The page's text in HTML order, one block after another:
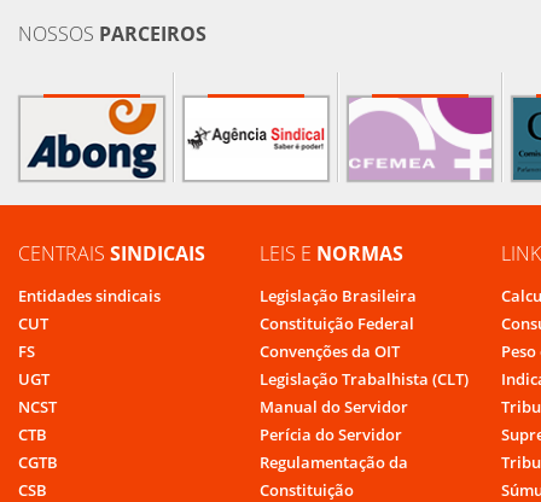
NOSSOS PARCEIROS
CENTRAIS SINDICAIS
Entidades sindicais
CUT
FS
UGT
NCST
CTB
CGTB
CSB
LEIS E NORMAS
Legislação Brasileira
Constituição Federal
Convenções da OIT
Legislação Trabalhista (CLT)
Manual do Servidor
Perícia do Servidor
Regulamentação da
Constituição